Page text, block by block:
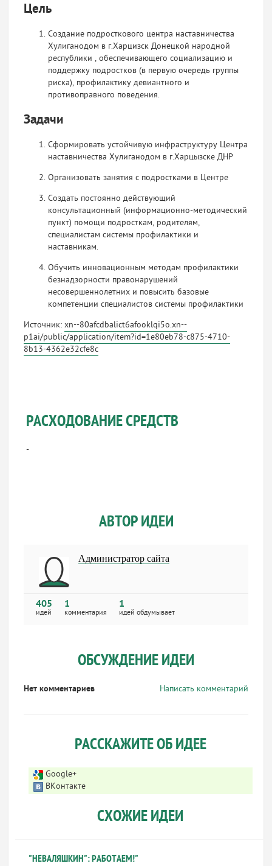
Цель
Создание подросткового центра наставничества
Хулиганодом в г.Харцизск Донецкой народной
республики , обеспечивающего социализацию и
поддержку подростков (в первую очередь группы
риска), профилактику девиантного и
противоправного поведения.
Задачи
Сформировать устойчивую инфраструктуру Центра
наставничества Хулиганодом в г.Харцызске ДНР
Организовать занятия с подростками в Центре
Создать постоянно действующий
консультационный (информационно-методический
пункт) помощи подросткам, родителям,
специалистам системы профилактики и
наставникам.
Обучить инновационным методам профилактики
безнадзорности правонарушений
несовершеннолетних и повысить базовые
компетенции специалистов системы профилактики
Источник:xn--80afcdbalict6afooklqi5o.xn--
p1ai/public/application/item?id=1e80eb78-c875-4710-
8b13-4362e32cfe8c
РАСХОДОВАНИЕ СРЕДСТВ
-
АВТОР ИДЕИ
Администратор сайта
405
идей
1
комментария
1
идей обдумывает
ОБСУЖДЕНИЕ ИДЕИ
Написать комментарий
Нет комментариев
РАССКАЖИТЕ ОБ ИДЕЕ
Google+
ВКонтакте
СХОЖИЕ ИДЕИ
"НЕВАЛЯШКИН": РАБОТАЕМ!"